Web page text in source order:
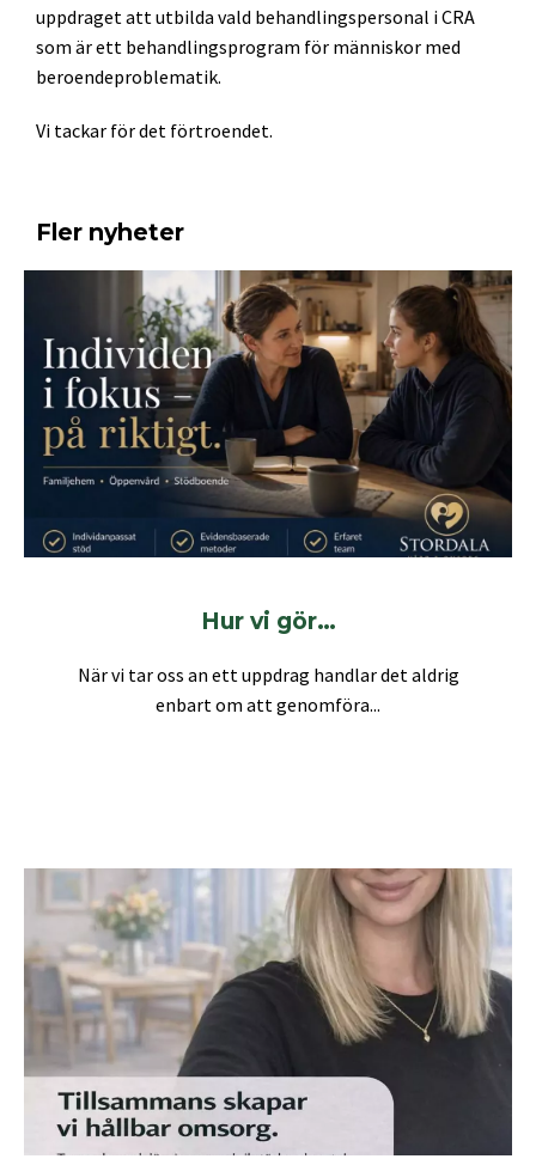
uppdraget att utbilda vald behandlingspersonal i CRA
som är ett behandlingsprogram för människor med
beroendeproblematik.
Vi tackar för det förtroendet.
Fler nyheter
Hur vi gör…
När vi tar oss an ett uppdrag handlar det aldrig
enbart om att genomföra...